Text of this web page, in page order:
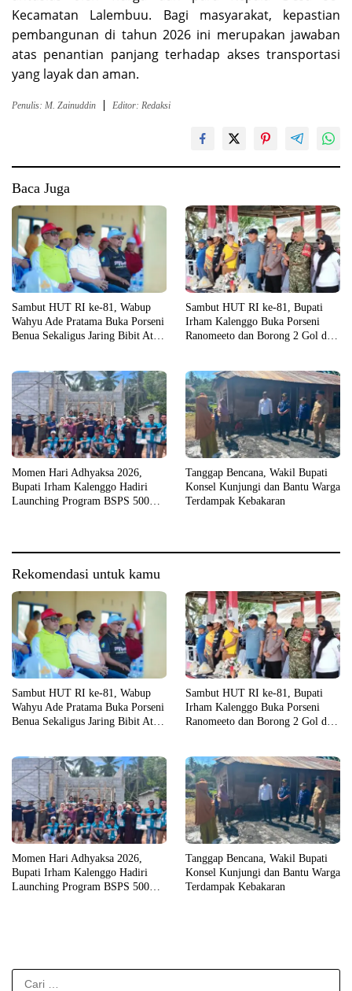
Kecamatan Lalembuu. Bagi masyarakat, kepastian
pembangunan di tahun 2026 ini merupakan jawaban
atas penantian panjang terhadap akses transportasi
yang layak dan aman.
Penulis: M. Zainuddin Editor: Redaksi
Baca Juga
Sambut HUT RI ke-81, Wabup
Wahyu Ade Pratama Buka Porseni
Benua Sekaligus Jaring Bibit Atlet
Sambut HUT RI ke-81, Bupati
Irham Kalenggo Buka Porseni
Ranomeeto dan Borong 2 Gol di
Momen Hari Adhyaksa 2026,
Bupati Irham Kalenggo Hadiri
Launching Program BSPS 500
Tanggap Bencana, Wakil Bupati
Konsel Kunjungi dan Bantu Warga
Terdampak Kebakaran
Rekomendasi untuk kamu
Sambut HUT RI ke-81, Wabup
Wahyu Ade Pratama Buka Porseni
Benua Sekaligus Jaring Bibit Atlet
Sambut HUT RI ke-81, Bupati
Irham Kalenggo Buka Porseni
Ranomeeto dan Borong 2 Gol di
Momen Hari Adhyaksa 2026,
Bupati Irham Kalenggo Hadiri
Launching Program BSPS 500
Tanggap Bencana, Wakil Bupati
Konsel Kunjungi dan Bantu Warga
Terdampak Kebakaran
Cari